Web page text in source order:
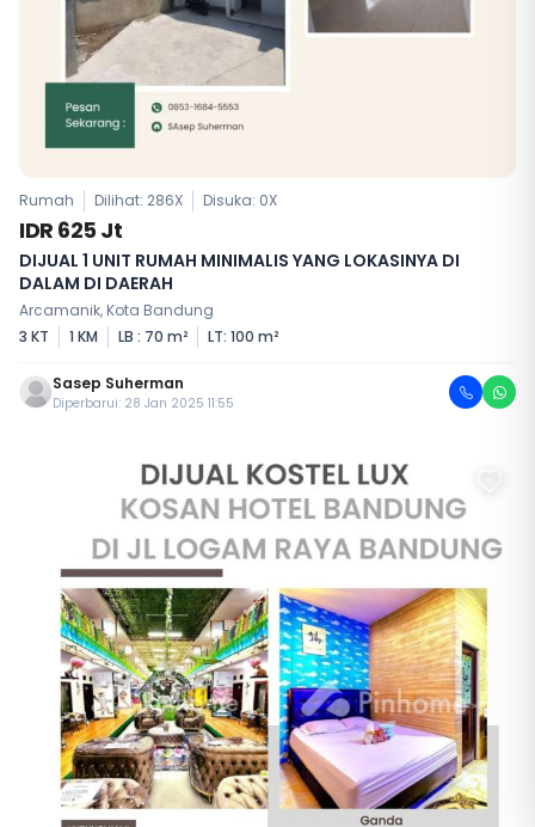
Rumah Dilihat: 286X Disuka: 0X
IDR 625 Jt
DIJUAL 1 UNIT RUMAH MINIMALIS YANG LOKASINYA DI
DALAM DI DAERAH
Arcamanik, Kota Bandung
3 KT
1 KM LB : 70 m² LT: 100 m²
Sasep Suherman
Diperbarui: 28 Jan 2025 11:55